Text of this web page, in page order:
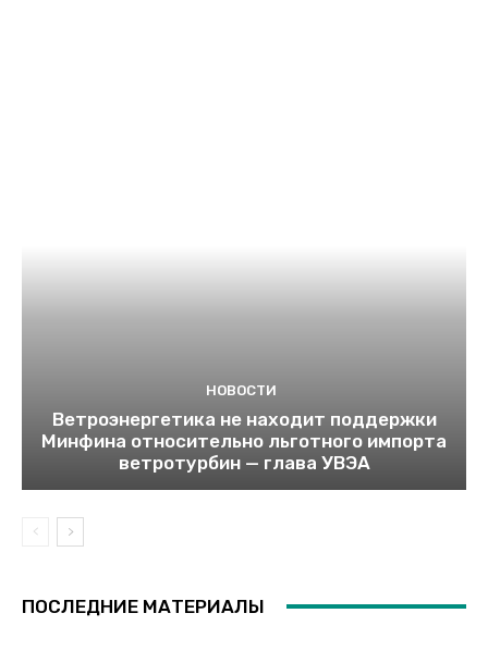
НОВОСТИ
Ветроэнергетика не находит поддержки
Минфина относительно льготного импорта
ветротурбин — глава УВЭА
ПОСЛЕДНИЕ МАТЕРИАЛЫ